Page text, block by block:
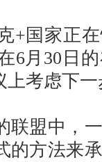
国家正在
6月30日
上考虑下
盟中，一
的方法来